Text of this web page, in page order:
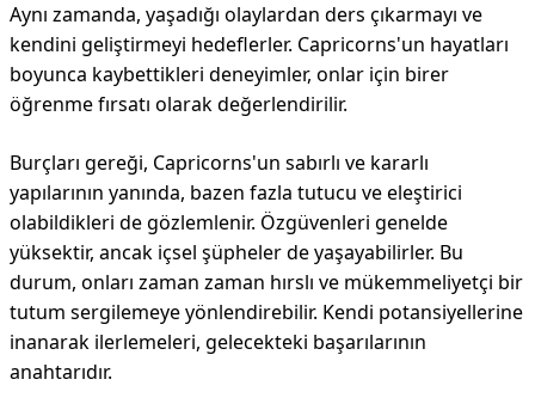
Aynı zamanda, yaşadığı olaylardan ders çıkarmayı ve
kendini geliştirmeyi hedeflerler. Capricorns'un hayatları
boyunca kaybettikleri deneyimler, onlar için birer
öğrenme fırsatı olarak değerlendirilir.
Burçları gereği, Capricorns'un sabırlı ve kararlı
yapılarının yanında, bazen fazla tutucu ve eleştirici
olabildikleri de gözlemlenir. Özgüvenleri genelde
yüksektir, ancak içsel şüpheler de yaşayabilirler. Bu
durum, onları zaman zaman hırslı ve mükemmeliyetçi bir
tutum sergilemeye yönlendirebilir. Kendi potansiyellerine
inanarak ilerlemeleri, gelecekteki başarılarının
anahtarıdır.